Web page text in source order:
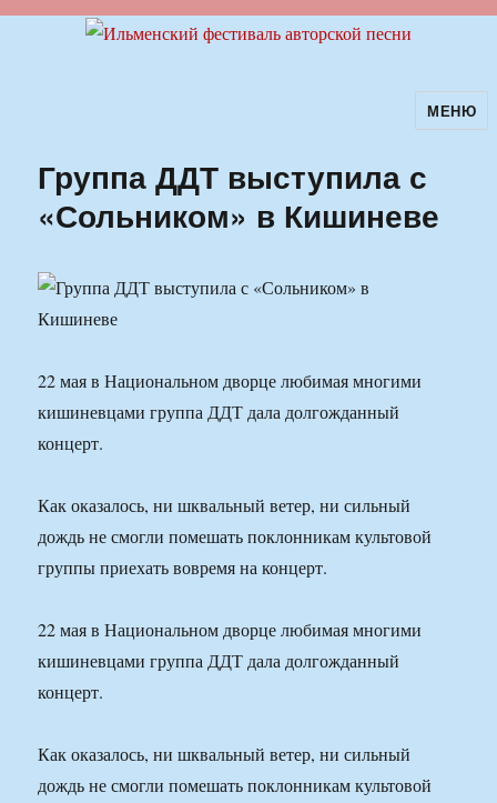
Ильменский фестиваль авторскойМЕНЮ
Группа ДДТ выступила с
«Сольником» в Кишиневе
22 мая в Национальном дворце любимая многими
кишиневцами группа ДДТ дала долгожданный
концерт.
Как оказалось, ни шквальный ветер, ни сильный
дождь не смогли помешать поклонникам культовой
группы приехать вовремя на концерт.
22 мая в Национальном дворце любимая многими
кишиневцами группа ДДТ дала долгожданный
концерт.
Как оказалось, ни шквальный ветер, ни сильный
дождь не смогли помешать поклонникам культовой